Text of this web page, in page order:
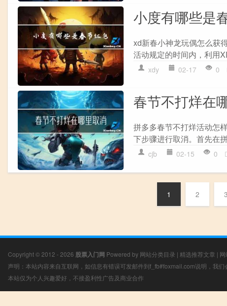
小度有哪些是
xd新春小神龙玩偶怎么获
活动规定的时间内，利用
xdy 02-17 0
春节不打烊在
拼多多春节不打烊活动怎
下步骤进行取消。首先在
cjb 02-15 0
1 2 3
Copyright © 2012 - 2026 股票入门网 Powered by 网站分类目录 | 精选推荐文章 |
声明：本站内容来自互联网，如信息有错误可发邮件到f_fb#foxmail.com说明，我们
本站仅为个人兴趣爱好，不接盈利性广告及商业合作